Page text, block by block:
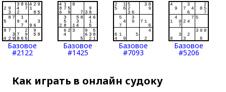
Базовое
#2122
Базовое
#1425
Базовое
#7093
Базовое
#5206
Как играть в онлайн судоку